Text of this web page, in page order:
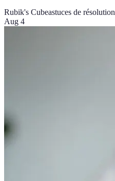
Rubik's Cubeastuces de résolution
Aug 4